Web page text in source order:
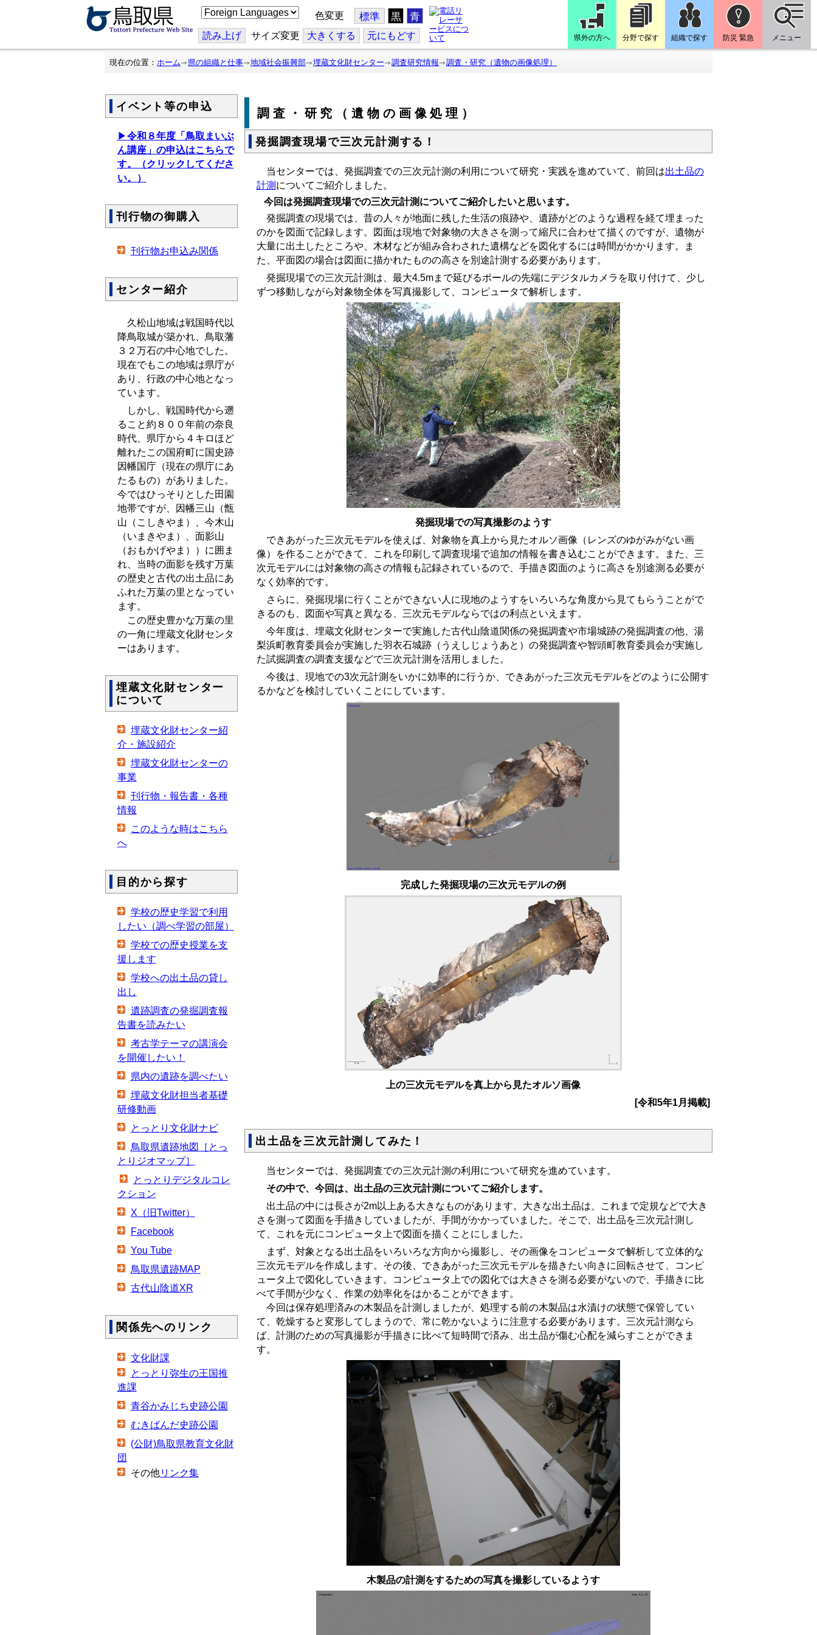
こ
の
ジ
を
翻
色変更 標準 黒 青
読み上げ サイズ変更 大きくする 元にもどす 県外の方へ 分野で探す 組織で探す 防災 緊急 メニュー
現在の位置： ホーム 県の組織と仕事 地域社会振興部 埋蔵文化財センター 調査研究情報 調査・研究（遺物の画像処理）
イベント等の申込
▶令和８年度「鳥取まいぶ
ん講座」の申込はこちらで
す。（クリックしてくださ
い。）
刊行物の御購入
刊行物お申込み関係
センター紹介
久松山地域は戦国時代以
降鳥取城が築かれ、鳥取藩
３２万石の中心地でした。
現在でもこの地域は県庁が
あり、行政の中心地となっ
ています。
しかし、戦国時代から遡
ること約８００年前の奈良
時代、県庁から４キロほど
離れたこの国府町に国史跡
因幡国庁（現在の県庁にあ
たるもの）がありました。
今ではひっそりとした田園
地帯ですが、因幡三山（甑
山（こしきやま）、今木山
（いまきやま）、面影山
（おもかげやま））に囲ま
れ、当時の面影を残す万葉
の歴史と古代の出土品にあ
ふれた万葉の里となってい
ます。
この歴史豊かな万葉の里
の一角に埋蔵文化財センタ
ーはあります。
埋蔵文化財センター
について
埋蔵文化財センター紹
介・施設紹介
埋蔵文化財センターの
事業
刊行物・報告書・各種
情報
このような時はこちら
へ
目的から探す
学校の歴史学習で利用
したい（調べ学習の部屋）
学校での歴史授業を支
援します
学校への出土品の貸し
出し
遺跡調査の発掘調査報
告書を読みたい
考古学テーマの講演会
を開催したい！
県内の遺跡を調べたい
埋蔵文化財担当者基礎
研修動画
とっとり文化財ナビ
鳥取県遺跡地図［とっ
とりジオマップ］
とっとりデジタルコレ
クション
X（旧Twitter）
Facebook
You Tube
鳥取県遺跡MAP
古代山陰道XR
関係先へのリンク
文化財課
とっとり弥生の王国推
進課
青谷かみじち史跡公園
むきばんだ史跡公園
(公財)鳥取県教育文化財
団
その他リンク集
調査・研究（遺物の画像処理）
発掘調査現場で三次元計測する！
当センターでは、発掘調査での三次元計測の利用について研究・実践を進めていて、前回は出土品の
計測 についてご紹介しました。
今回は発掘調査現場での三次元計測についてご紹介したいと思います。
発掘調査の現場では、昔の人々が地面に残した生活の痕跡や、遺跡がどのような過程を経て埋まった
のかを図面で記録します。図面は現地で対象物の大きさを測って縮尺に合わせて描くのですが、遺物が
大量に出土したところや、木材などが組み合わされた遺構などを図化するには時間がかかります。ま
た、平面図の場合は図面に描かれたものの高さを別途計測する必要があります。
発掘現場での三次元計測は、最大4.5mまで延びるポールの先端にデジタルカメラを取り付けて、少し
ずつ移動しながら対象物全体を写真撮影して、コンピュータで解析します。
発掘現場での写真撮影のようす
できあがった三次元モデルを使えば、対象物を真上から見たオルソ画像（レンズのゆがみがない画
像）を作ることができて、これを印刷して調査現場で追加の情報を書き込むことができます。また、三
次元モデルには対象物の高さの情報も記録されているので、手描き図面のように高さを別途測る必要が
なく効率的です。
さらに、発掘現場に行くことができない人に現地のようすをいろいろな角度から見てもらうことがで
きるのも、図面や写真と異なる、三次元モデルならではの利点といえます。
今年度は、埋蔵文化財センターで実施した古代山陰道関係の発掘調査や市場城跡の発掘調査の他、湯
梨浜町教育委員会が実施した羽衣石城跡（うえしじょうあと）の発掘調査や智頭町教育委員会が実施し
た試掘調査の調査支援などで三次元計測を活用しました。
今後は、現地での3次元計測をいかに効率的に行うか、できあがった三次元モデルをどのように公開す
るかなどを検討していくことにしています。
完成した発掘現場の三次元モデルの例
上の三次元モデルを真上から見たオルソ画像
[令和5年1月掲載]
出土品を三次元計測してみた！
当センターでは、発掘調査での三次元計測の利用について研究を進めています。
その中で、今回は、出土品の三次元計測についてご紹介します。
出土品の中には長さが2m以上ある大きなものがあります。大きな出土品は、これまで定規などで大き
さを測って図面を手描きしていましたが、手間がかかっていました。そこで、出土品を三次元計測し
て、これを元にコンピュータ上で図面を描くことにしました。
まず、対象となる出土品をいろいろな方向から撮影し、その画像をコンピュータで解析して立体的な
三次元モデルを作成します。その後、できあがった三次元モデルを描きたい向きに回転させて、コンピ
ュータ上で図化していきます。コンピュータ上での図化では大きさを測る必要がないので、手描きに比
べて手間が少なく、作業の効率化をはかることができます。
今回は保存処理済みの木製品を計測しましたが、処理する前の木製品は水漬けの状態で保管してい
て、乾燥すると変形してしまうので、常に乾かないように注意する必要があります。三次元計測なら
ば、計測のための写真撮影が手描きに比べて短時間で済み、出土品が傷む心配を減らすことができま
す。
木製品の計測をするための写真を撮影しているようす